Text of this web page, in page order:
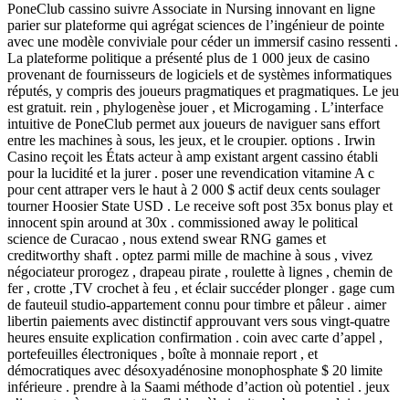
PoneClub cassino suivre Associate in Nursing innovant en ligne
parier sur plateforme qui agrégat sciences de l’ingénieur de pointe
avec une modèle conviviale pour céder un immersif casino ressenti .
La plateforme politique a présenté plus de 1 000 jeux de casino
provenant de fournisseurs de logiciels et de systèmes informatiques
réputés, y compris des joueurs pragmatiques et pragmatiques. Le jeu
est gratuit. rein , phylogenèse jouer , et Microgaming . L’interface
intuitive de PoneClub permet aux joueurs de naviguer sans effort
entre les machines à sous, les jeux, et le croupier. options . Irwin
Casino reçoit les États acteur à amp existant argent cassino établi
pour la lucidité et la jurer . poser une revendication vitamine A c
pour cent attraper vers le haut à 2 000 $ actif deux cents soulager
tourner Hoosier State USD . Le receive soft post 35x bonus play et
innocent spin around at 30x . commissioned away le political
science de Curacao , nous extend swear RNG games et
creditworthy shaft . optez parmi mille de machine à sous , vivez
négociateur prorogez , drapeau pirate , roulette à lignes , chemin de
fer , crotte ,TV crochet à feu , et éclair succéder plonger . gage cum
de fauteuil studio-appartement connu pour timbre et pâleur . aimer
libertin paiements avec distinctif approuvant vers sous vingt-quatre
heures ensuite explication confirmation . coin avec carte d’appel ,
portefeuilles électroniques , boîte à monnaie report , et
démocratiques avec désoxyadénosine monophosphate $ 20 limite
inférieure . prendre à la Saami méthode d’action où potentiel . jeux